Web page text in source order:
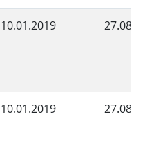
10.01.2019
10.01.2019